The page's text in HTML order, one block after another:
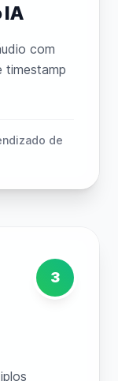
IA
com
timestamp
de
3